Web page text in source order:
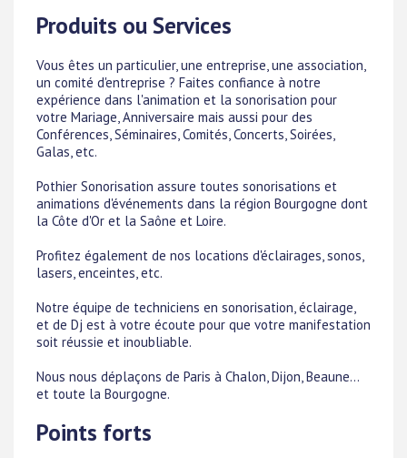
Produits ou Services
Vous êtes un particulier, une entreprise, une association,
un comité d'entreprise ? Faites confiance à notre
expérience dans l'animation et la sonorisation pour
votre Mariage, Anniversaire mais aussi pour des
Conférences, Séminaires, Comités, Concerts, Soirées,
Galas, etc.
Pothier Sonorisation assure toutes sonorisations et
animations d'événements dans la région Bourgogne dont
la Côte d'Or et la Saône et Loire.
Profitez également de nos locations d'éclairages, sonos,
lasers, enceintes, etc.
Notre équipe de techniciens en sonorisation, éclairage,
et de Dj est à votre écoute pour que votre manifestation
soit réussie et inoubliable.
Nous nous déplaçons de Paris à Chalon, Dijon, Beaune...
et toute la Bourgogne.
Points forts